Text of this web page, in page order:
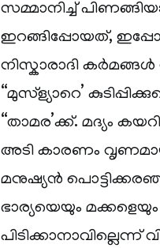
സമ്മാനിച്ച്
ഇറങ്ങിപ്പോയത്,
നിസ്കാരാദി കര്‍മങ്ങള്‍
“മുസ്ള്യാറെ’
“താമര’ക്ക്. മദ്യം
അടി കാരണം വൃണമായ
മനുഷ്യന്‍
ഭാര്യയെയും മക്കളെയും
പിടിക്കാനാവില്ലെന്ന്